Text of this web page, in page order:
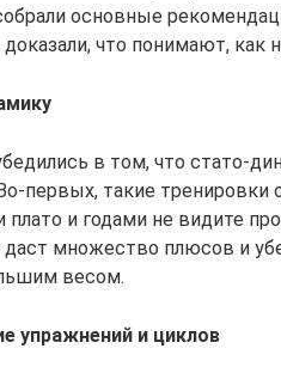
основные
что понимают, как
в том, что стато-
первых, такие
и годами не видите
множество плюсов и
весом.
упражнений и циклов